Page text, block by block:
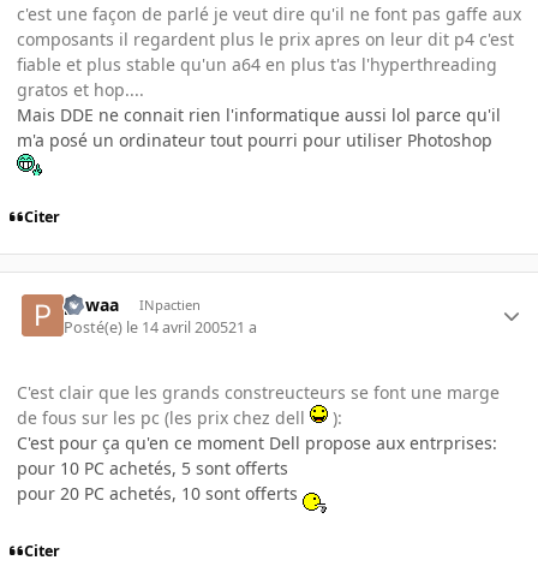
c'est une façon de parlé je veut dire qu'il ne font pas gaffe aux
composants il regardent plus le prix apres on leur dit p4 c'est
fiable et plus stable qu'un a64 en plus t'as l'hyperthreading
gratos et hop....
Mais DDE ne connait rien l'informatique aussi lol parce qu'il
m'a posé un ordinateur tout pourri pour utiliser Photoshop
Citer
powaa INpactien
Posté(e) le 14 avril 200521 a
C'est clair que les grands constreucteurs se font une marge
de fous sur les pc (les prix chez dell
):
C'est pour ça qu'en ce moment Dell propose aux entrprises:
pour 10 PC achetés, 5 sont offerts
pour 20 PC achetés, 10 sont offerts
Citer